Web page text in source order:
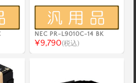
NEC PR-L9010C-14 BK
¥9,790(税込)